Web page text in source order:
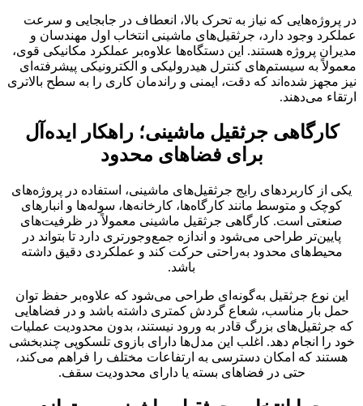
در پروژه‌هایی که نیاز به تحرک بالا، انعطاف در جابجایی و سرعت
عملکرد وجود دارد، جرثقیل‌های ماشینی انتخاب اول مهندسان و
مدیران پروژه هستند. این دستگاه‌ها علاوه‌بر عملکرد مکانیکی قوی،
معمولاً به سیستم‌های کنترل هیدرولیکی و الکترونیکی پیشرفته‌ای
نیز مجهز شده‌اند که دقت، ایمنی و راندمان کاری را به سطح بالاتری
ارتقاء می‌دهند.
کارگاهی جرثقیل ماشینی؛ راهکار ایده‌آل
برای فضاهای محدود
یکی از کاربردهای رایج جرثقیل‌های ماشینی، استفاده در پروژه‌های
کوچک و متوسط مانند کارگاه‌ها، کارخانه‌ها، سوله‌ها و انبارهای
صنعتی است. کارگاهی جرثقیل ماشینی معمولاً در ظرفیت‌های
پایین‌تر طراحی می‌شود و اندازه جمع‌وجورتری دارد تا بتواند در
محیط‌های محدود به‌راحتی حرکت کند و عملکردی دقیق داشته
باشد.
این نوع جرثقیل به‌گونه‌ای طراحی می‌شود که علاوه‌بر حفظ توان
حمل بار مناسب، شعاع گردش کمتری داشته باشد و در فضاهایی
که جرثقیل‌های بزرگ قادر به ورود نیستند، بدون محدودیت عملیات
خود را انجام دهد. اغلب این مدل‌ها دارای بازوی تلسکوپی چندبخشی
هستند که امکان دسترسی به ارتفاعات مختلف را فراهم می‌کند،
حتی در فضاهای بسته یا دارای محدودیت سقف.